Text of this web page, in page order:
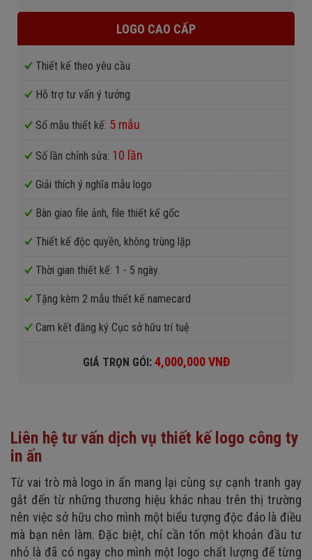
LOGO CAO CẤP
Thiết kế theo yêu cầu
Hỗ trợ tư vấn ý tưởng
Số mẫu thiết kế: 5 mẫu
Số lần chỉnh sửa: 10 lần
Giải thích ý nghĩa mẫu logo
Bàn giao file ảnh, file thiết kế gốc
Thiết kế độc quyền, không trùng lặp
Thời gian thiết kế: 1 - 5 ngày.
Tặng kèm 2 mẫu thiết kế namecard
Cam kết đăng ký Cục sở hữu trí tuệ
GIÁ TRỌN GÓI:4,000,000 VNĐ
Liên hệ tư vấn dịch vụ thiết kế logo công ty
in ấn
Từ vai trò mà logo in ấn mang lại cùng sự cạnh tranh gay
gắt đến từ những thương hiệu khác nhau trên thị trường
nên việc sở hữu cho mình một biểu tượng độc đáo là điều
mà bạn nên làm. Đặc biệt, chỉ cần tốn một khoản đầu tư
nhỏ là đã có ngay cho mình một logo chất lượng để từng